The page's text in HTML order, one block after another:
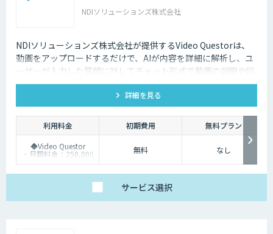
NDIソリューションズ株式会社
NDIソリューションズ株式会社が提供するVideo Questorは、
動画をアップロードするだけで、AIが内容を詳細に解析し、ユ
ーザーが入力した質問に対してチャット形式で動画の説明や回
答を行います。
詳細を見る
利用料金 初期費用
無料プラン
◆Video Questor
・月額料金：250,000
円～ ※追加料金なく
・月額料金：100,000
円～
無料 なし
サービス選択